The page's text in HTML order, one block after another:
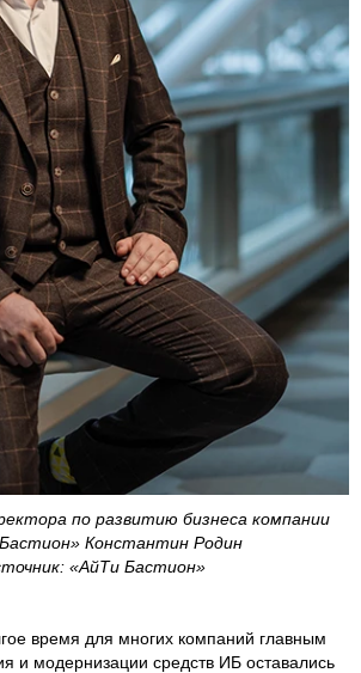
по развитию бизнеса компании
Константин Родин
«АйТи Бастион»
время для многих компаний главным
и модернизации средств ИБ оставались